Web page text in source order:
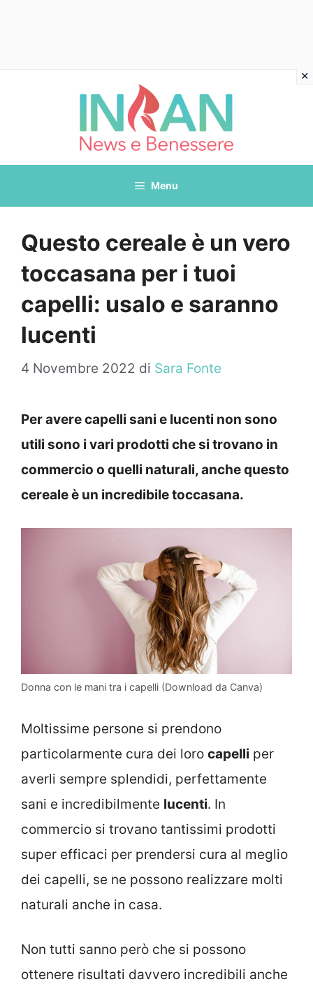
Menu
Questo cereale è un vero
toccasana per i tuoi
capelli: usalo e saranno
lucenti
4 Novembre 2022 di Sara Fonte
Per avere capelli sani e lucenti non sono
utili sono i vari prodotti che si trovano in
commercio o quelli naturali, anche questo
cereale è un incredibile toccasana.
Donna con le mani tra i capelli (Download da Canva)
Moltissime persone si prendono
particolarmente cura dei loro capelli per
averli sempre splendidi, perfettamente
sani e incredibilmente lucenti. In
commercio si trovano tantissimi prodotti
super efficaci per prendersi cura al meglio
dei capelli, se ne possono realizzare molti
naturali anche in casa.
Non tutti sanno però che si possono
ottenere risultati davvero incredibili anche